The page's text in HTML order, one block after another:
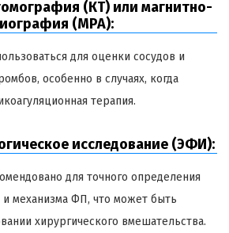
(КТ) или магнитно-
(МРА):
для оценки сосудов и
особенно в случаях, когда
терапия.
исследование (ЭФИ):
для точного определения
и механизма ФП, что может быть
хирургического вмешательства.